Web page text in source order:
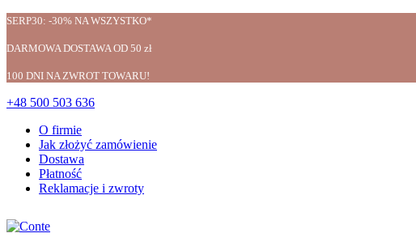
SERP30: -30% NA WSZYSTKO*
DARMOWA DOSTAWA OD 50 zł
100 DNI NA ZWROT TOWARU!
+48 500 503 636
O firmie
Jak złożyć zamówienie
Dostawa
Płatność
Reklamacje i zwroty